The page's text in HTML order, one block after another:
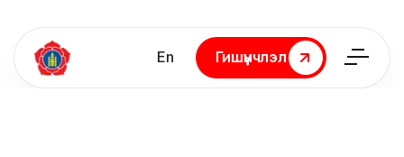
En
Гишүүнчлэл
Гишүүнчлэл